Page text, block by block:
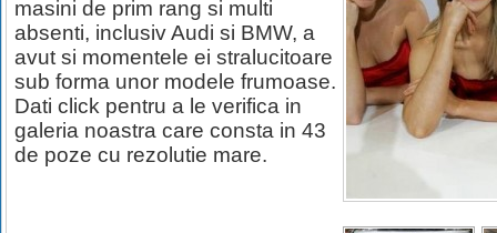
masini de prim rang si multi
absenti, inclusiv Audi si BMW, a
avut si momentele ei stralucitoare
sub forma unor modele frumoase.
Dati click pentru a le verifica in
galeria noastra care consta in 43
de poze cu rezolutie mare.